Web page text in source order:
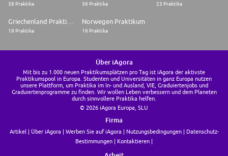
38 Praktika 36 Praktika 23 Praktika
18 Praktika
Norwegen Praktikum
16 Praktika
Über iAgora
Mit bis zu 1.000 neuen Praktikumsplätzen pro Tag ist iAgora der aktivste
Praktikumspool in Europa. Studenten und Universitäten in ganz Europa nutzen
unsere Plattform, um Praktika im In- und Ausland, VIE, Graduiertenjobs und
Graduiertenprogramme zu finden. Wir wollen Leben verbessern und dem Planeten
durch sinnvollere Praktika helfen.
© 2026 iAgora Europa, SLU
Firma
Artikel Über iAgora Werben Sie auf iAgora Nutzungsbedingungen
Datenschutz-
Bestimmungen
Kontaktieren